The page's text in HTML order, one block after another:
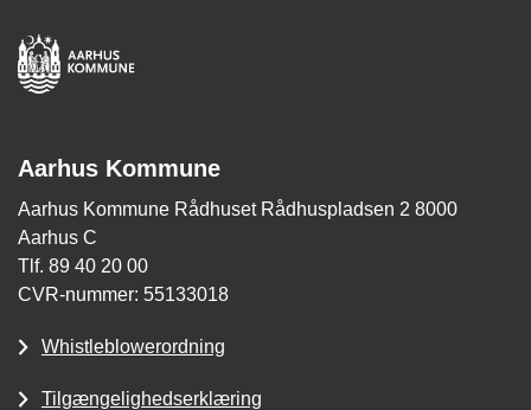
Aarhus Kommune
Aarhus Kommune Rådhuset Rådhuspladsen 2 8000
Aarhus C
Tlf. 89 40 20 00
CVR-nummer: 55133018
Whistleblowerordning
Tilgængelighedserklæring